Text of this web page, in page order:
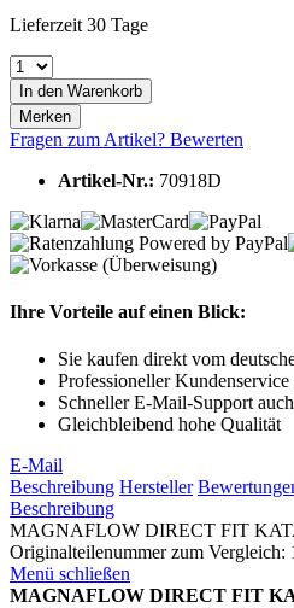
Lieferzeit 30 Tage
In den Warenkorb
Merken
Fragen zum Artikel? Bewerten
Artikel-Nr.: 70918D
Ihre Vorteile auf einen Blick:
Sie kaufen direkt vom
Professioneller
Schneller E-Mail-Support
Gleichbleibend hohe Qualität
E-Mail
Beschreibung Hersteller
Beschreibung
MAGNAFLOW DIRECT FIT
Originalteilenummer zum Vergleich:
Menü schließen
MAGNAFLOW DIRECT FIT